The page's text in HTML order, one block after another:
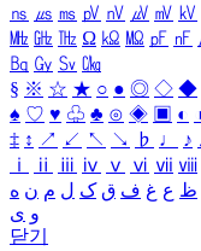
㎱ ㎲ ㎳ ㎴ ㎵ ㎶ ㎷ ㎸
㎒ ㎓ ㎔ Ω ㏀ ㏁ ㎊ ㎋
㏃ ㏉ ㏜ ㏆
§ ※ ☆ ★ ○ ● ◎ ◇ ◆
♠ ♡ ♥ ♧ ♣ ⊙ ◈ ▣ ◐
‡ ↕ ↗ ↙ ↖ ↘ ♭ ♩ ♪
ⅰ
ⅱ ⅲ ⅳ ⅴ ⅵ ⅶ ⅷ
ظ ع غ ف ق ک ل م ن ه
و ی
닫기